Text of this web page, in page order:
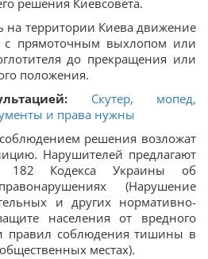
решения Киевсовета.
на территории Киева движение
с прямоточным выхлопом или
до прекращения или
положения.
Скутер, мопед,
и права нужны
решения возложат
Нарушителей предлагают
182 Кодекса Украины об
(Нарушение
и других нормативно-
населения от вредного
правил соблюдения тишины в
местах).